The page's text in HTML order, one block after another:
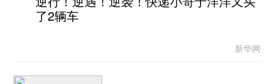
了2辆车
新华网